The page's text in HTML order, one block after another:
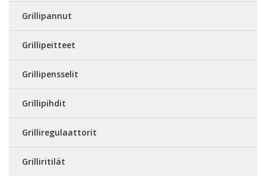
Grillipannut
Grillipeitteet
Grillipensselit
Grillipihdit
Grilliregulaattorit
Grilliritilät